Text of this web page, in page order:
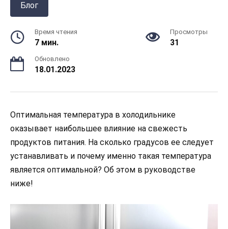
Блог
Время чтения
7 мин.
Просмотры
31
Обновлено
18.01.2023
Оптимальная температура в холодильнике
оказывает наибольшее влияние на свежесть
продуктов питания. На сколько градусов ее следует
устанавливать и почему именно такая температура
является оптимальной? Об этом в руководстве
ниже!